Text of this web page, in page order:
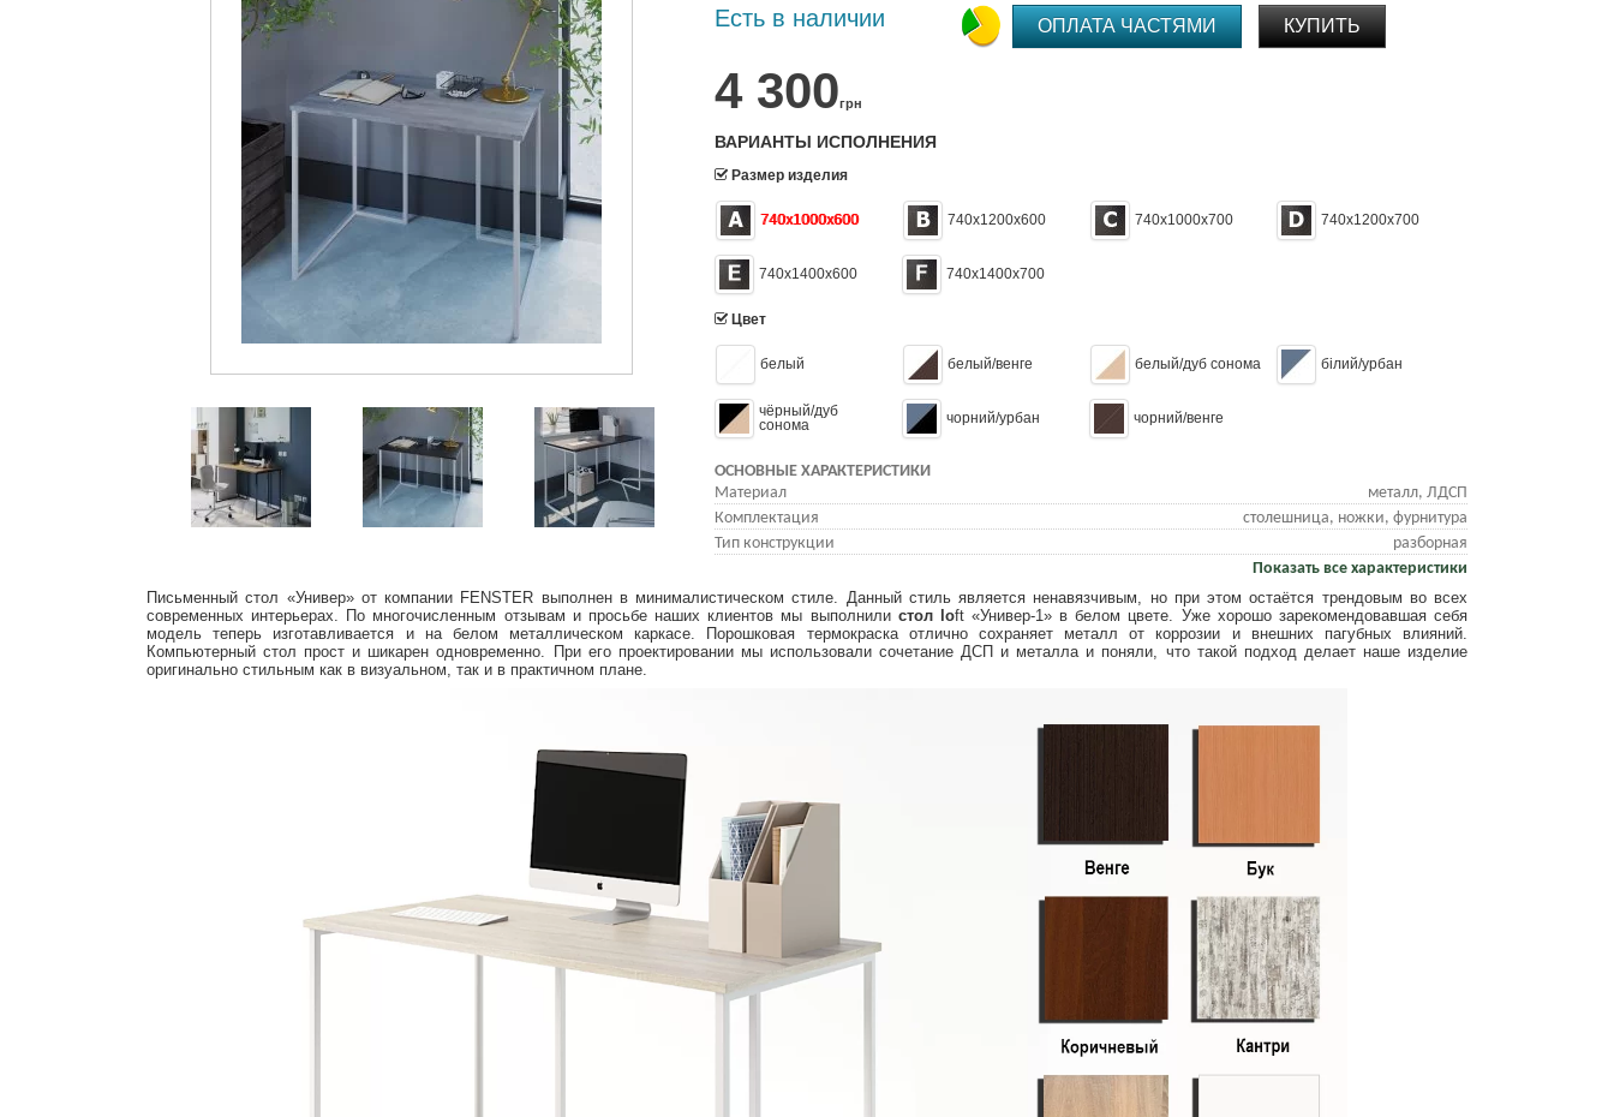
Есть в наличии
4 300грн
ОПЛАТА ЧАСТЯМИ КУПИТЬ
ВАРИАНТЫ ИСПОЛНЕНИЯ
Размер изделия
740х1000х600 740х1200х600 740х1000х700 740х1200х700
740x1400x600 740x1400x700
Цвет
белый белый/венге белый/дуб сонома білий/урбан
чёрный/дуб
сонома
чорний/урбан чорний/венге
ОСНОВНЫЕ ХАРАКТЕРИСТИКИ
Материал
металл, ЛДСП
Комплектация
столешница, ножки, фурнитура
Тип конструкции
разборная
Показать все характеристики
Письменный стол «Универ» от компании FENSTER выполнен в минималистическом стиле. Данный стиль является ненавязчивым, но при этом остаётся трендовым во всех
современных интерьерах. По многочисленным отзывам и просьбе наших клиентов мы выполнили стол loft «Универ-1» в белом цвете. Уже хорошо зарекомендовавшая себя
модель теперь изготавливается и на белом металлическом каркасе. Порошковая термокраска отлично сохраняет металл от коррозии и внешних пагубных влияний.
Компьютерный стол прост и шикарен одновременно. При его проектировании мы использовали сочетание ДСП и металла и поняли, что такой подход делает наше изделие
оригинально стильным как в визуальном, так и в практичном плане.